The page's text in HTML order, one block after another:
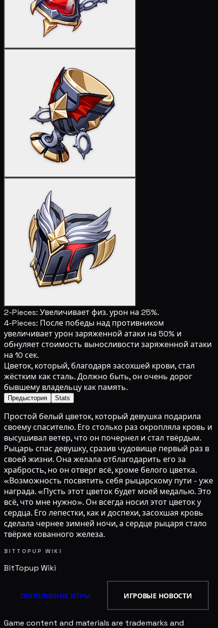
2-Pieces: Увеличивает физ. урон на 25%.
4-Pieces: После победы над противником
увеличивает урон заряженной атаки на 50% и
обнуляет стоимость выносливости заряженной атаки
на 10 сек.
Цветок, который, благодаря засохшей крови, стал
жёстким как сталь. Должно быть, он очень дорог
бывшему владельцу как память.
Предыстория Stats
Простой белый цветок, который девушка подарила
своему спасителю. Его столько раз окропляла кровь и
высушивал ветер, что он почернел и стал твёрдым.
Рыцарь спас девушку, сразив чудовище первый раз в
своей жизни. Она желала отблагодарить его за
храбрость, но он отверг всё, кроме белого цветка.
«Возможность посвятить себя рыцарскому пути - уже
награда. «Пусть этот цветок будет моей медалью. Это
всё, что мне нужно». Он всегда носил этот цветок у
сердца. Его лепестки, как и доспехи, засохшая кровь
сделала чернее зимней ночи, а сердце рыцаря стало
твёрже кованного железа.
BITTOPUP WIKI
BitTopup Wiki
ПОПОЛНЕНИЕ ИГРЫ ИГРОВЫЕ НОВОСТИ
Game content and materials are trademarks and